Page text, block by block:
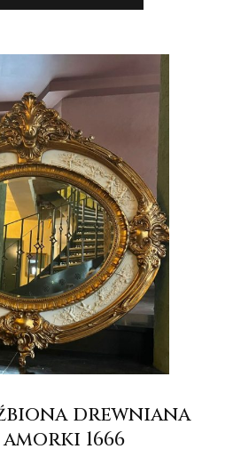
drewniana
1666